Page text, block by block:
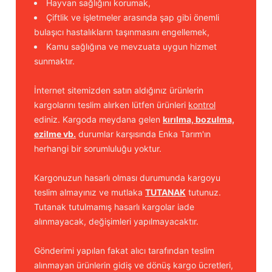
Hayvan sağlığını korumak,
Çiftlik ve işletmeler arasında şap gibi önemli
bulaşıcı hastalıkların taşınmasını engellemek,
Kamu sağlığına ve mevzuata uygun hizmet
sunmaktır.
İnternet sitemizden satın aldığınız ürünlerin
kargolarını teslim alırken lütfen ürünleri kontrol
ediniz. Kargoda meydana gelen kırılma, bozulma,
ezilme vb. durumlar karşısında Enka Tarım'ın
herhangi bir sorumluluğu yoktur.
Kargonuzun hasarlı olması durumunda kargoyu
teslim almayınız ve mutlaka TUTANAK tutunuz.
Tutanak tutulmamış hasarlı kargolar iade
alınmayacak, değişimleri yapılmayacaktır.
Gönderimi yapılan fakat alıcı tarafından teslim
alınmayan ürünlerin gidiş ve dönüş kargo ücretleri,